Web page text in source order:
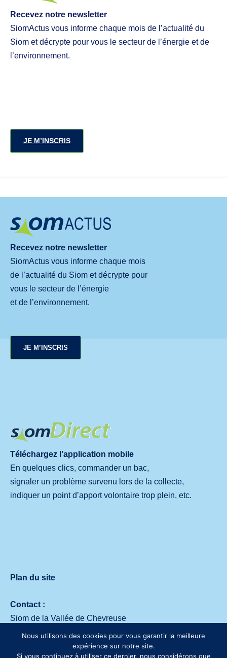
Recevez notre newsletter
SiomActus vous informe chaque mois de l’actualité du
Siom et décrypte pour vous le secteur de l’énergie et de
l’environnement.
JE M’INSCRIS
Recevez notre newsletter
SiomActus vous informe chaque mois
de l’actualité du Siom et décrypte pour
vous le secteur de l’énergie
et de l’environnement.
JE M’INSCRIS
Téléchargez l’application mobile
En quelques clics, commander un bac,
signaler un problème survenu lors de la collecte,
indiquer un point d’apport volontaire trop plein, etc.
Plan du site
Contact :
Siom de la Vallée de Chevreuse
Avenue des deux Lacs – 91140 Villejust
01 64 53 30 00
Nous utilisons des cookies pour vous garantir la meilleure
expérience sur notre site.
Si vous continuez à utiliser ce dernier, nous considérons que